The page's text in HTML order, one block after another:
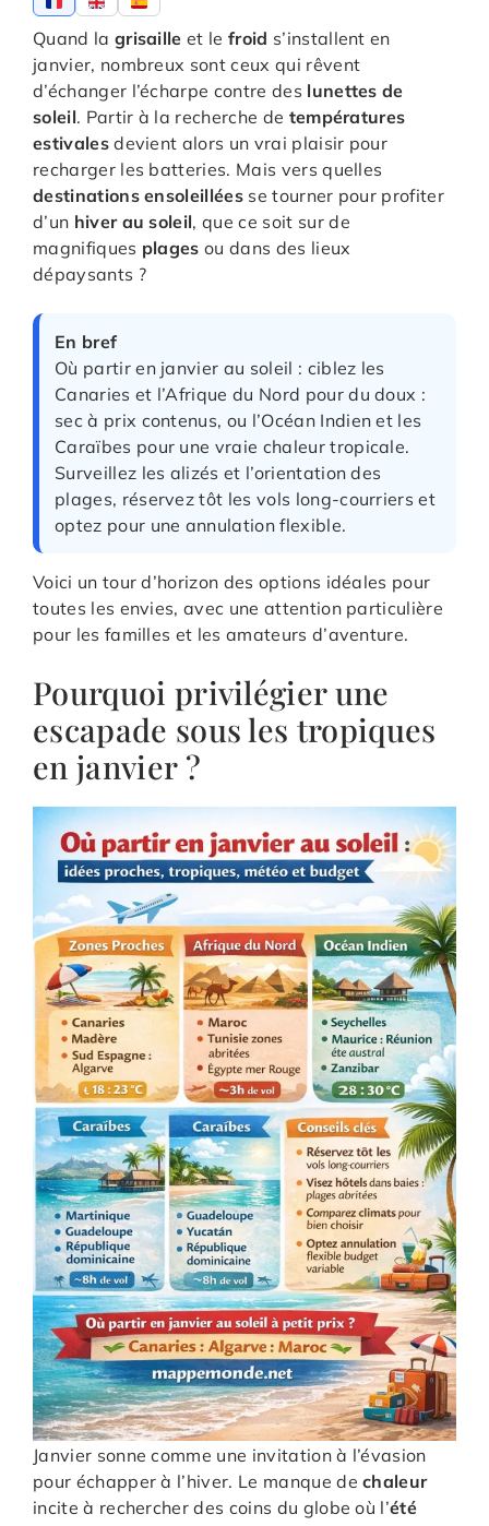
Quand la grisaille et lefroid s’installent en
janvier, nombreux sont ceux qui rêvent
d’échanger l’écharpe contre des lunettes de
soleil. Partir à la recherche de températures
estivalesdevient alors un vrai plaisir pour
recharger les batteries. Mais vers quelles
destinations ensoleillées se tourner pour profiter
d’un hiver au soleil, que ce soit sur de
magnifiques plages ou dans des lieux
dépaysants ?
En bref
Où partir en janvier au soleil : ciblez les
Canaries et l’Afrique du Nord pour du doux :
sec à prix contenus, ou l’Océan Indien et les
Caraïbes pour une vraie chaleur tropicale.
Surveillez les alizés et l’orientation des
plages, réservez tôt les vols long-courriers et
optez pour une annulation flexible.
Voici un tour d’horizon des options idéales pour
toutes les envies, avec une attention particulière
pour les familles et les amateurs d’aventure.
Pourquoi privilégier une
escapade sous les tropiques
en janvier ?
Janvier sonne comme une invitation à l’évasion
pour échapper à l’hiver. Le manque dechaleur
incite à rechercher des coins du globe où l’été